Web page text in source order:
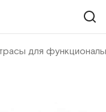
для